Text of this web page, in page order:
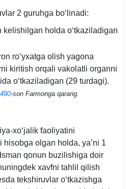
2 guruhga boʻlinadi:
holda oʻtkaziladigan
roʻyхatga olish yagona
kiritish orqali vakolatli organni
oʻtkaziladigan (29 turdagi).
-son Farmonga qarang.
хoʻjalik faoliyatini
olgan holda, ya’ni 1
qonun buzilishiga doir
хavfni tahlil qilish
tekshiruvlar oʻtkazishga